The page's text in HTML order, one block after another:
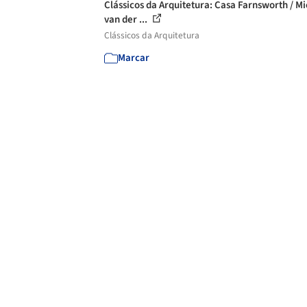
Clássicos da Arquitetura: Casa Farnsworth /
van der ...
Clássicos da Arquitetura
Marcar